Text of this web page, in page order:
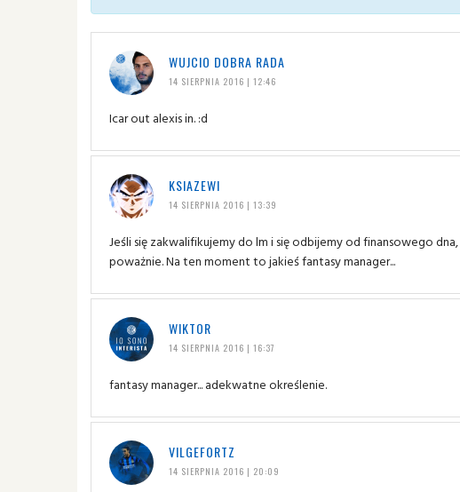
WUJCIO DOBRA RADA
14 SIERPNIA 2016 | 12:46
Icar out alexis in. :d
KSIAZEWI
14 SIERPNIA 2016 | 13:39
Jeśli się zakwalifikujemy do lm i się odbijemy od finansowego
poważnie. Na ten moment to jakieś fantasy manager...
WIKTOR
14 SIERPNIA 2016 | 16:37
fantasy manager... adekwatne określenie.
VILGEFORTZ
14 SIERPNIA 2016 | 20:09